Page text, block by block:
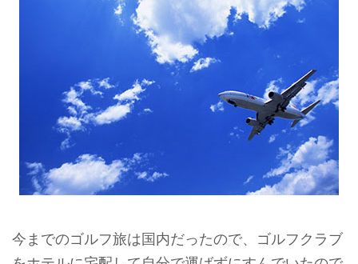
今までのゴルフ旅は国内だったので、ゴルフクラブ